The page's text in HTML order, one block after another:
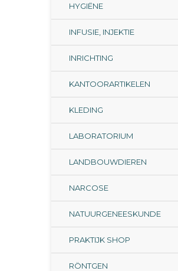
HYGIËNE
INFUSIE, INJEKTIE
INRICHTING
KANTOORARTIKELEN
KLEDING
LABORATORIUM
LANDBOUWDIEREN
NARCOSE
NATUURGENEESKUNDE
PRAKTIJK SHOP
RÖNTGEN